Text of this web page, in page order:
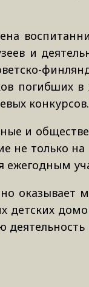
и
погибших
конкурсов.
и
не только на
ежегодным
оказывает
детских